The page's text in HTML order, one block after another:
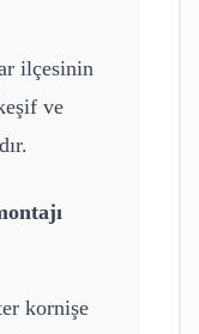
ilçesinin
ve
kornişe